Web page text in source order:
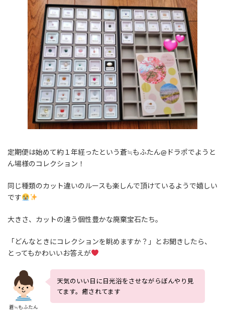
定期便は始めて約１年経ったという蒼≒もふたん@ドラポでようと
ん場様のコレクション！
同じ種類のカット違いのルースも楽しんで頂けているようで嬉しい
です
大きさ、カットの違う個性豊かな廃棄宝石たち。
「どんなときにコレクションを眺めますか？」とお聞きしたら、
とってもかわいいお答えが
蒼≒もふたん
天気のいい日に日光浴をさせながらぼんやり見
てます。癒されてます